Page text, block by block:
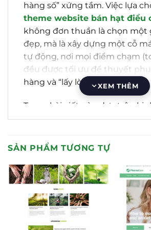
hàng số” xứng tầm. Việc lựa
theme website bán hạt điều
không đơn thuần là chọn một
đẹp, mà là xây dựng một cỗ
tự động, nơi mọi điểm chạm
đều được tối ưu để thuyết
hàng và “lấy lòng” Google.
Trong bài viết này, dựa trên
triển khai dự án thực tế cho
tiêu chí kỹ thuật, thẩm mỹ và
thành công.
Tại sao cần Mẫu theme
bán hạt điều chuẩn SEO
biệt?
XEM THÊM
SẢN PHẨM TƯƠNG TỰ